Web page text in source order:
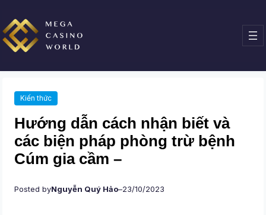
đến
phần
nội
dung
Kiến thức
Hướng dẫn cách nhận biết và
các biện pháp phòng trừ bệnh
Cúm gia cầm –
Posted byNguyễn Quý Hảo–23/10/2023